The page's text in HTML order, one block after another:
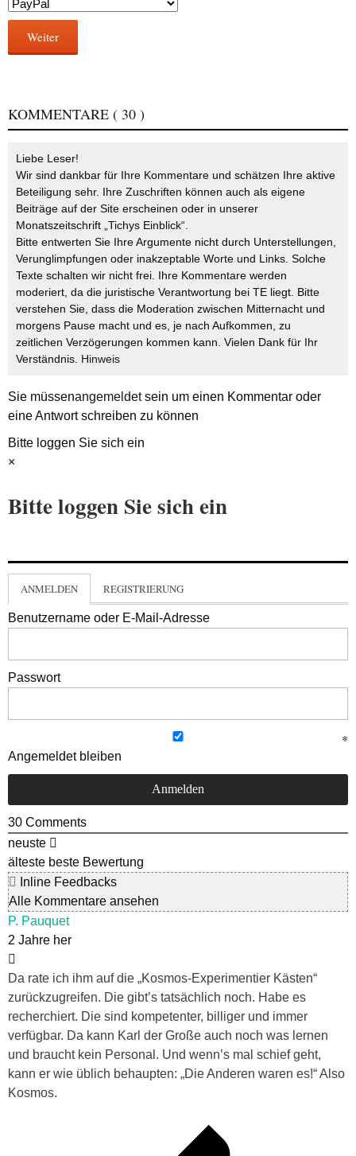
Weiter
KOMMENTARE ( 30 )
Liebe Leser!
Wir sind dankbar für Ihre Kommentare und schätzen Ihre aktive
Beteiligung sehr. Ihre Zuschriften können auch als eigene
Beiträge auf der Site erscheinen oder in unserer
Monatszeitschrift „Tichys Einblick“.
Bitte entwerten Sie Ihre Argumente nicht durch Unterstellungen,
Verunglimpfungen oder inakzeptable Worte und Links. Solche
Texte schalten wir nicht frei. Ihre Kommentare werden
moderiert, da die juristische Verantwortung bei TE liegt. Bitte
verstehen Sie, dass die Moderation zwischen Mitternacht und
morgens Pause macht und es, je nach Aufkommen, zu
zeitlichen Verzögerungen kommen kann. Vielen Dank für Ihr
Verständnis. Hinweis
Sie müssenangemeldetsein um einen Kommentar oder
eine Antwort schreiben zu können
Bitte loggen Sie sich ein
×
Bitte loggen Sie sich ein
ANMELDEN REGISTRIERUNG
Benutzername oder E-Mail-Adresse
Passwort
Angemeldet bleiben
30 Comments
neuste
älteste beste Bewertung
Inline Feedbacks
Alle Kommentare ansehen
P. Pauquet
2 Jahre her
Da rate ich ihm auf die „Kosmos-Experimentier Kästen“
zurückzugreifen. Die gibt’s tatsächlich noch. Habe es
recherchiert. Die sind kompetenter, billiger und immer
verfügbar. Da kann Karl der Große auch noch was lernen
und braucht kein Personal. Und wenn’s mal schief geht,
kann er wie üblich behaupten: „Die Anderen waren es!“ Also
Kosmos.